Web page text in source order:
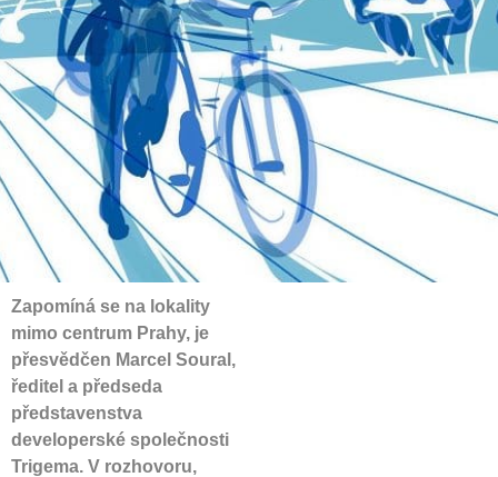
Zapomíná se na lokality
mimo centrum Prahy, je
přesvědčen Marcel Soural,
ředitel a předseda
představenstva
developerské společnosti
Trigema. V rozhovoru,